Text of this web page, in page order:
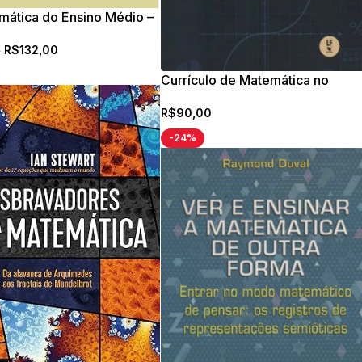
do Ensino Médio –
R$132,00
Currículo de Matemática no
passado e o presente
R$90,00
-24%